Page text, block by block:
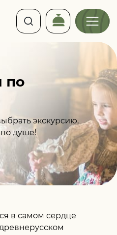
по
экскурсию,
душе!
в самом сердце